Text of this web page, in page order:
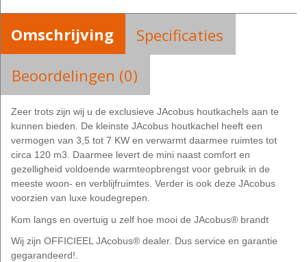
Omschrijving
Specificaties
Beoordelingen (0)
Zeer trots zijn wij u de exclusieve JAcobus houtkachels aan te
kunnen bieden. De kleinste JAcobus houtkachel heeft een
vermogen van 3,5 tot 7 KW en verwarmt daarmee ruimtes tot
circa 120 m3. Daarmee levert de mini naast comfort en
gezelligheid voldoende warmteopbrengst voor gebruik in de
meeste woon- en verblijfruimtes. Verder is ook deze JAcobus
voorzien van luxe koudegrepen.
Kom langs en overtuig u zelf hoe mooi de JAcobus® brandt
Wij zijn OFFICIEEL JAcobus® dealer. Dus service en garantie
gegarandeerd!.